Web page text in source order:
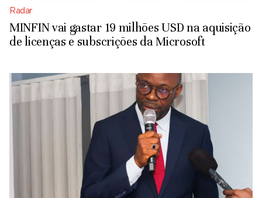
Radar
MINFIN vai gastar 19 milhões USD na aquisição
de licenças e subscrições da Microsoft